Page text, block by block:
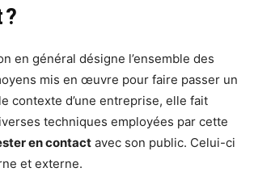
?
en général désigne l’ensemble des
mis en œuvre pour faire passer un
contexte d’une entreprise, elle fait
techniques employées par cette
en contact avec son public. Celui-ci
et externe.